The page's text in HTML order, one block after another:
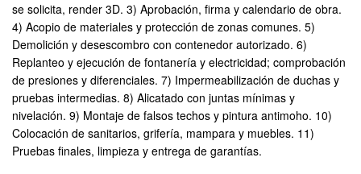
se solicita, render 3D. 3) Aprobación, firma y calendario de obra.
4) Acopio de materiales y protección de zonas comunes. 5)
Demolición y desescombro con contenedor autorizado. 6)
Replanteo y ejecución de fontanería y electricidad; comprobación
de presiones y diferenciales. 7) Impermeabilización de duchas y
pruebas intermedias. 8) Alicatado con juntas mínimas y
nivelación. 9) Montaje de falsos techos y pintura antimoho. 10)
Colocación de sanitarios, grifería, mampara y muebles. 11)
Pruebas finales, limpieza y entrega de garantías.